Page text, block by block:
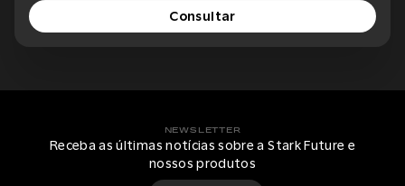
Consultar
NEWSLETTER
Receba as últimas notícias sobre a Stark Future e
nossos produtos